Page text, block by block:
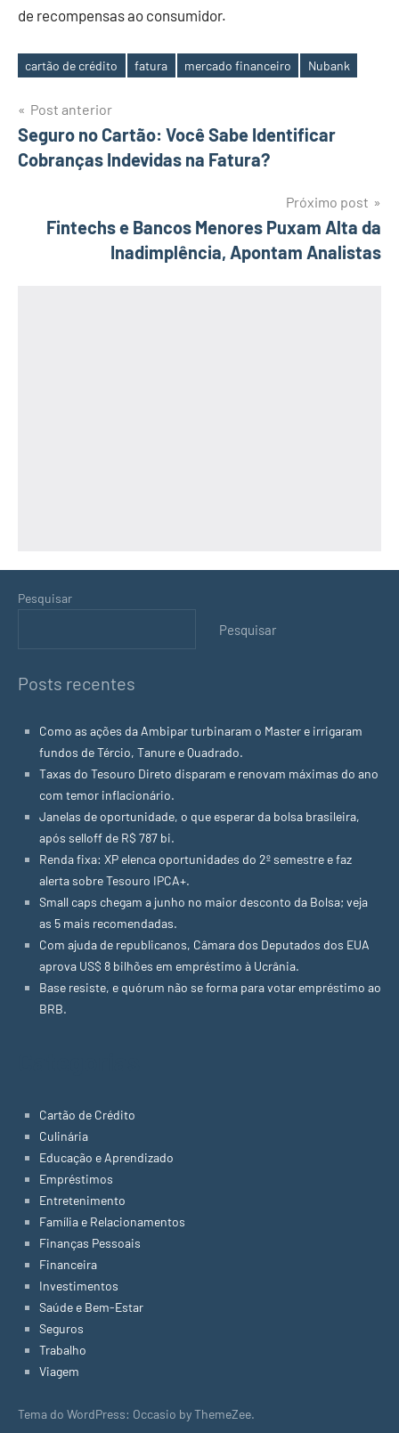
de recompensas ao consumidor.
Tags
cartão de crédito fatura mercado financeiro Nubank
Navegação
de
Post anterior
Seguro no Cartão: Você Sabe Identificar
Cobranças Indevidas na Fatura?
Próximo post
Fintechs e Bancos Menores Puxam Alta da
Inadimplência, Apontam Analistas
Pesquisar
Pesquisar
Posts recentes
Como as ações da Ambipar turbinaram o Master e irrigaram
fundos de Tércio, Tanure e Quadrado.
Taxas do Tesouro Direto disparam e renovam máximas do ano
com temor inflacionário.
Janelas de oportunidade, o que esperar da bolsa brasileira,
após selloff de R$ 787 bi.
Renda fixa: XP elenca oportunidades do 2º semestre e faz
alerta sobre Tesouro IPCA+.
Small caps chegam a junho no maior desconto da Bolsa; veja
as 5 mais recomendadas.
Com ajuda de republicanos, Câmara dos Deputados dos EUA
aprova US$ 8 bilhões em empréstimo à Ucrânia.
Base resiste, e quórum não se forma para votar empréstimo ao
BRB.
Cartão de Crédito
Culinária
Educação e Aprendizado
Empréstimos
Entretenimento
Família e Relacionamentos
Finanças Pessoais
Financeira
Investimentos
Saúde e Bem-Estar
Seguros
Trabalho
Viagem
Tema do WordPress: Occasio by ThemeZee.